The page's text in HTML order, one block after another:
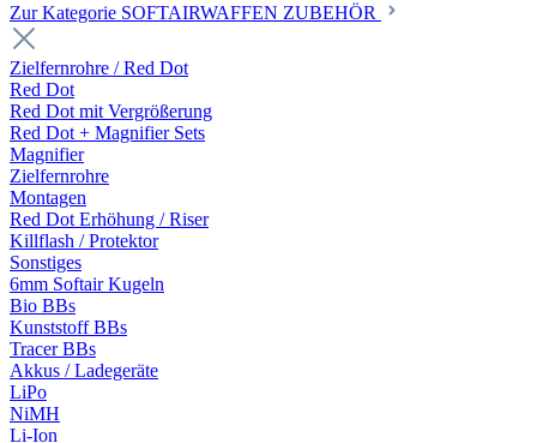
Zur Kategorie SOFTAIRWAFFEN ZUBEHÖR
Zielfernrohre / Red Dot
Red Dot
Red Dot mit Vergrößerung
Red Dot + Magnifier Sets
Magnifier
Zielfernrohre
Montagen
Red Dot Erhöhung / Riser
Killflash / Protektor
Sonstiges
6mm Softair Kugeln
Bio BBs
Kunststoff BBs
Tracer BBs
Akkus / Ladegeräte
LiPo
NiMH
Li-Ion